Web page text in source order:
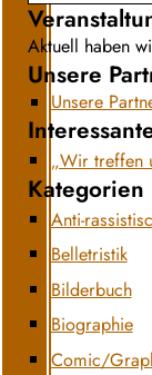
Aktuell haben
Unsere
Unsere
„Wir treffen
Kategorien
Anti-
Belletristik
Bilderbuch
Biographie
Comic/